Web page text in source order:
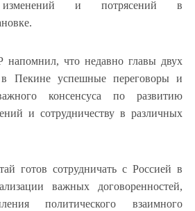
изменений и потрясений в
напомнил, что недавно главы двух
в Пекине успешные переговоры и
консенсуса по развитию
и сотрудничеству в различных
готов сотрудничать с Россией в
важных договоренностей,
политического взаимного